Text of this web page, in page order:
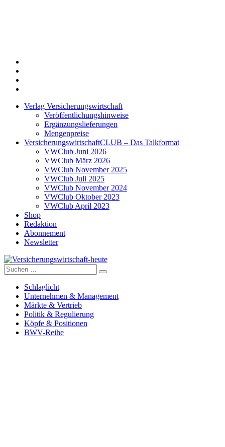
Verlag Versicherungswirtschaft
Veröffentlichungshinweise
Ergänzungslieferungen
Mengenpreise
VersicherungswirtschaftCLUB – Das Talkformat
VWClub Juni 2026
VWClub März 2026
VWClub November 2025
VWClub Juli 2025
VWClub November 2024
VWClub Oktober 2023
VWClub April 2023
Shop
Redaktion
Abonnement
Newsletter
Versicherungswirtschaft-heute
Suche
nach:
Schlaglicht
Unternehmen & Management
Märkte & Vertrieb
Politik & Regulierung
Köpfe & Positionen
BWV-Reihe